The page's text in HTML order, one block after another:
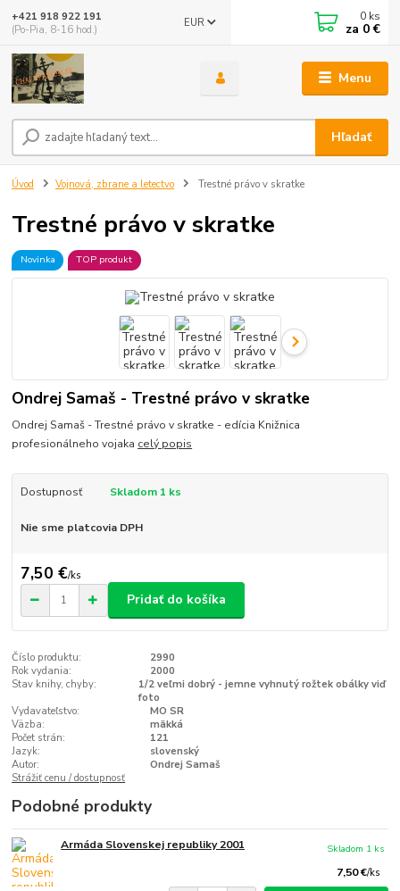
Menu
EUR
Hľadať
+421 918 922 191
(Po-Pia, 8-16 hod.)
0 ks
za 0 €
Úvod Vojnová, zbrane a letectvo Trestné právo v skratke
Trestné právo v skratke
Novinka TOP produkt
Ondrej Samaš - Trestné právo v skratke
Ondrej Samaš - Trestné právo v skratke - edícia Knižnica
profesionálneho vojaka celý popis
Dostupnosť Skladom 1 ks
Nie sme platcovia DPH
7,50 €/ks
Pridať do košíka
Číslo produktu:
2990
Rok vydania:
2000
Stav knihy, chyby:
1/2 veľmi dobrý - jemne vyhnutý rožtek obálky viď
foto
Vydavateľstvo:
MO SR
Väzba:
mäkká
Počet strán:
121
Jazyk:
slovenský
Autor:
Ondrej Samaš
Strážiť cenu / dostupnosť
Podobné produkty
Armáda Slovenskej republiky 2001
7,50 €/ks
Skladom 1 ks